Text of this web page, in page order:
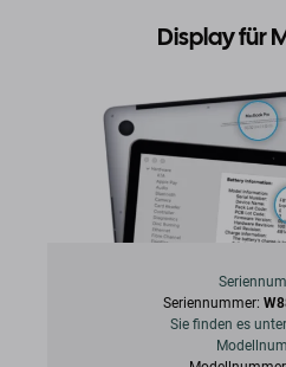
Display für
Seriennummer:
Sie finden es